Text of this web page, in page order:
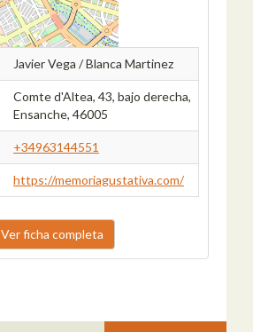
Javier Vega / Blanca Martinez
Comte d'Altea, 43, bajo derecha,
Ensanche, 46005
+34963144551
https://memoriagustativa.com/
Ver ficha completa